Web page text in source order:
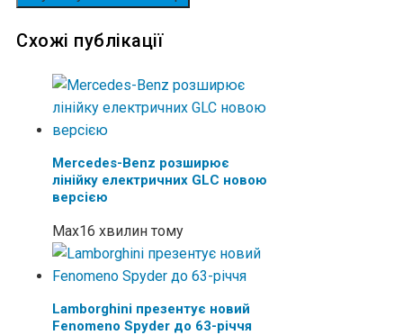
Схожі публікації
Mercedes-Benz розширює
лінійку електричних GLC новою
версією
Max16 хвилин тому
Lamborghini презентує новий
Fenomeno Spyder до 63-річчя